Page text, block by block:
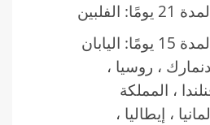
إعفاء من التأشيرة لمدة 15 يومًا: اليابان
، روسيا ،
، المملكة
، إيطاليا ،